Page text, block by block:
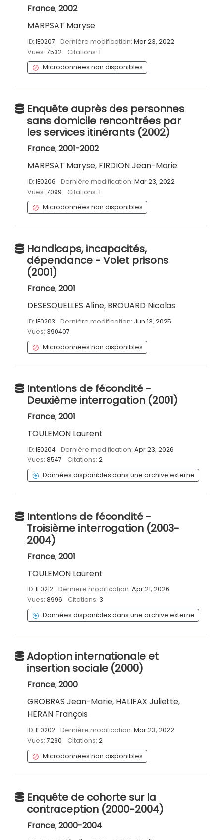
France, 2002
MARPSAT Maryse
ID: IE0207 Dernière modification: Mar 23, 2022
Vues: 7532 Citations: 1
Microdonnées non disponibles
Enquête auprès des personnes
sans domicile rencontrées par
les services itinérants (2002)
France, 2001-2002
MARPSAT Maryse, FIRDION Jean-Marie
ID: IE0206 Dernière modification: Mar 23, 2022
Vues: 7099 Citations: 1
Microdonnées non disponibles
Handicaps, incapacités,
dépendance - Volet prisons
(2001)
France, 2001
DESESQUELLES Aline, BROUARD Nicolas
ID: IE0203 Dernière modification: Jun 13, 2025
Vues: 390407
Microdonnées non disponibles
Intentions de fécondité -
Deuxième interrogation (2001)
France, 2001
TOULEMON Laurent
ID: IE0204 Dernière modification: Apr 23, 2026
Vues: 8547 Citations: 2
Données disponibles dans une archive externe
Intentions de fécondité -
Troisième interrogation (2003-
2004)
France, 2001
TOULEMON Laurent
ID: IE0212 Dernière modification: Apr 21, 2026
Vues: 8996 Citations: 3
Données disponibles dans une archive externe
Adoption internationale et
insertion sociale (2000)
France, 2000
GROBRAS Jean-Marie, HALIFAX Juliette,
HERAN François
ID: IE0202 Dernière modification: Mar 23, 2022
Vues: 7290 Citations: 2
Microdonnées non disponibles
Enquête de cohorte sur la
contraception (2000-2004)
France, 2000-2004